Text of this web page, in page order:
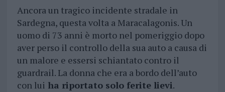
Ancora un tragico incidente stradale in
Sardegna, questa volta a Maracalagonis. Un
uomo di 73 anni è morto nel pomeriggio dopo
aver perso il controllo della sua auto a causa di
un malore e essersi schiantato contro il
guardrail. La donna che era a bordo dell’auto
con lui ha riportato solo ferite lievi.